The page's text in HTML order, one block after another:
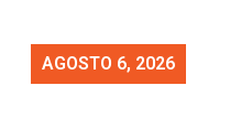
AGOSTO 6, 2026